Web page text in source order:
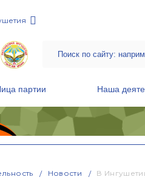
партии Наша
Новости В